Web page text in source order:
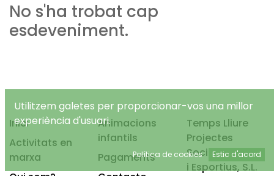
No s'ha trobat cap
esdeveniment.
Inici
Activitats en
marxa
Animacions
infantils
Pagaments
Temps Lliure
Projectes
Socioeducatius
i Esportius, S.L.
Utilitzem galetes per proporcionar-vos una millor
experiència d'usuari.
Política de cookies Estic d'acord